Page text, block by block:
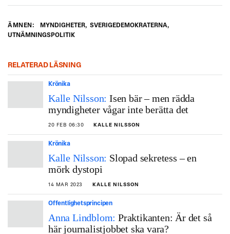
ÄMNEN: MYNDIGHETER, SVERIGEDEMOKRATERNA,
UTNÄMNINGSPOLITIK
RELATERAD LÄSNING
Krönika
Kalle Nilsson: Isen bär – men rädda
myndigheter vågar inte berätta det
20 FEB 06:30 KALLE NILSSON
Krönika
Kalle Nilsson: Slopad sekretess – en
mörk dystopi
14 MAR 2023 KALLE NILSSON
Offentlighetsprincipen
Anna Lindblom: Praktikanten: Är det så
här journalistjobbet ska vara?